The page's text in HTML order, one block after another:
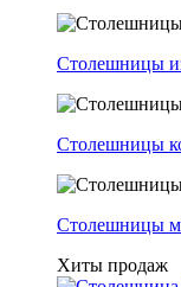
Столешницы
Столешницы
Столешницы
Хиты продаж